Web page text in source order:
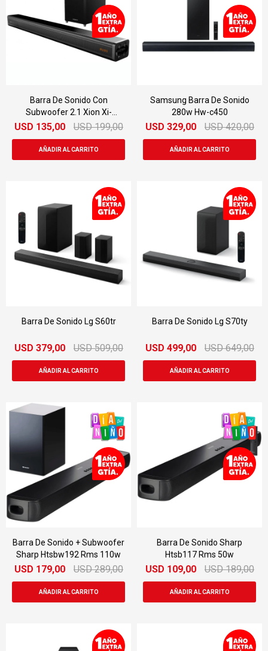
Barra De Sonido Con
Subwoofer 2.1 Xion Xi-
bar220-2
USD 135,00 USD 199,00
Samsung Barra De Sonido
280w Hw-c450
USD 329,00 USD 420,00
Barra De Sonido Lg S60tr
USD 379,00 USD 509,00
Barra De Sonido Lg S70ty
USD 499,00 USD 649,00
Barra De Sonido + Subwoofer
Sharp Htsbw192 Rms 110w
USD 179,00 USD 289,00
Barra De Sonido Sharp
Htsb117 Rms 50w
USD 109,00 USD 189,00